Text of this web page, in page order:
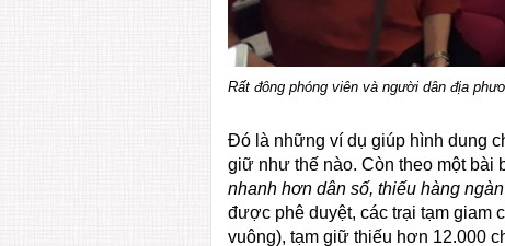
Rất đông phóng viên và người dân địa
Đó là những ví dụ giúp hình dung
giữ như thế nào. Còn theo một bài
nhanh hơn dân số, thiếu hàng
được phê duyệt, các trại tạm giam
vuông), tạm giữ thiếu hơn 12.000